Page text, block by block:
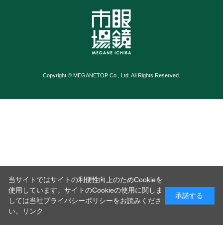
Copyright © MEGANETOP Co., Ltd. All Rights Reserved.
当サイトではサイトの利便性向上のためCookieを
使用しています。サイトのCookieの使用に関しま
しては当社プライバシーポリシーをお読みくださ
い。
リンク
承諾する